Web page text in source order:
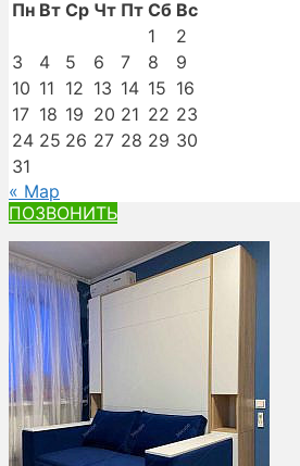
Пн Вт Ср Чт Пт Сб Вс
1
2
3
4 5 6 7 8
9
10 11 12 13 14 15 16
17 18 19 20 21 22 23
24 25 26 27 28 29 30
31
« Мар
ПОЗВОНИТЬ